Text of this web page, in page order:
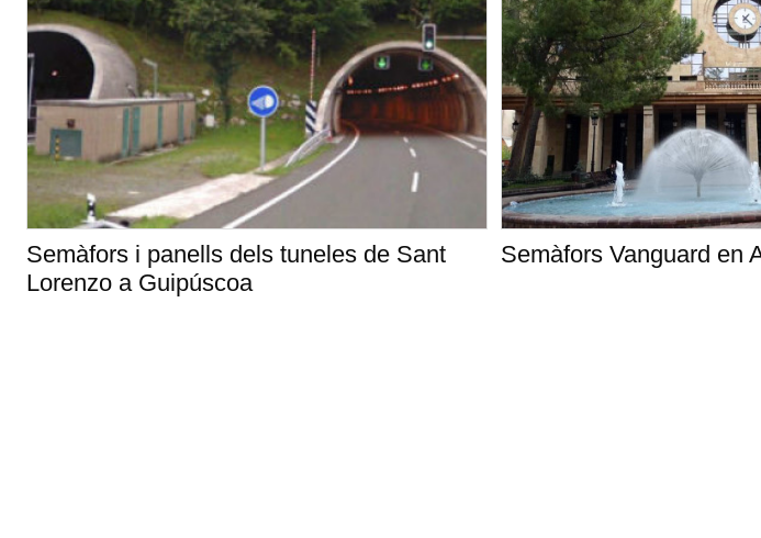
Semàfors i panells dels tuneles de Sant
Lorenzo a Guipúscoa
Semàfors Vanguard en